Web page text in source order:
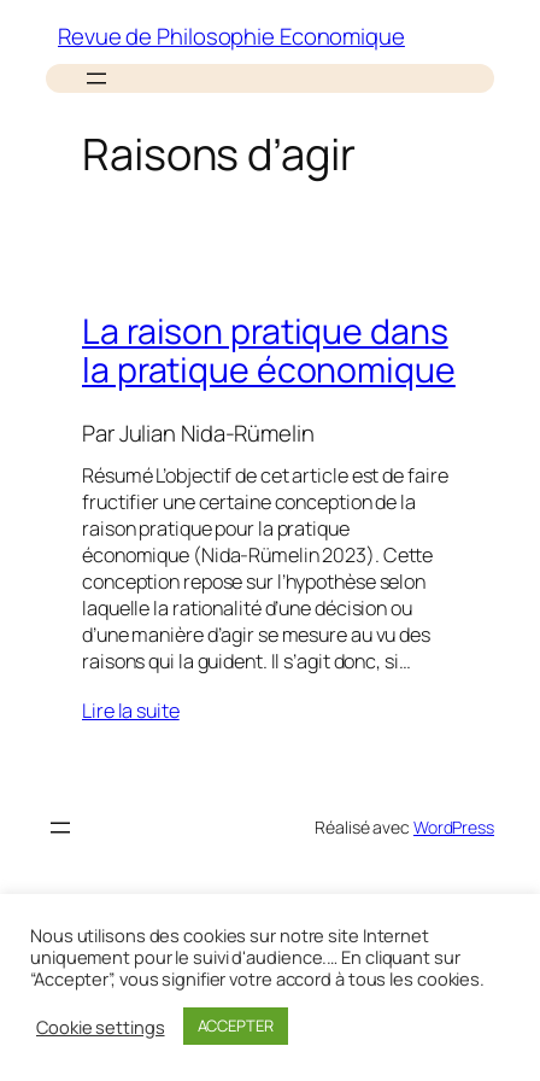
contenu
Revue de Philosophie Economique
Raisons d’agir
La raison pratique dans
la pratique économique
ParJulian Nida-Rümelin
Résumé L’objectif de cet article est de faire
fructifier une certaine conception de la
raison pratique pour la pratique
économique (Nida-Rümelin 2023). Cette
conception repose sur l’hypothèse selon
laquelle la rationalité d’une décision ou
d’une manière d’agir se mesure au vu des
raisons qui la guident. Il s’agit donc, si…
Lire la suite
Réalisé avec WordPress
Nous utilisons des cookies sur notre site Internet
uniquement pour le suivi d'audience.… En cliquant sur
“Accepter”, vous signifier votre accord à tous les cookies.
Cookie settings
ACCEPTER